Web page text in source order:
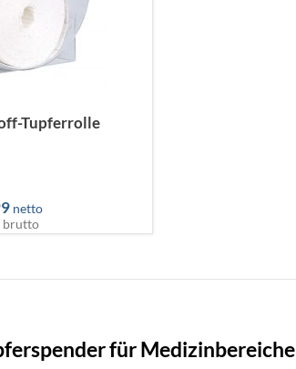
Tupferrolle
netto
brutto
für Medizinbereiche